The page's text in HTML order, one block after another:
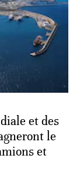
et des
le
et